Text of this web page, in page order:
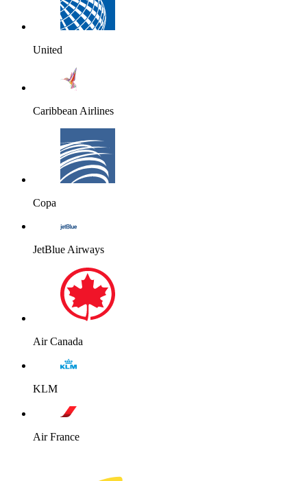
United
Caribbean Airlines
Copa
JetBlue Airways
Air Canada
KLM
Air France